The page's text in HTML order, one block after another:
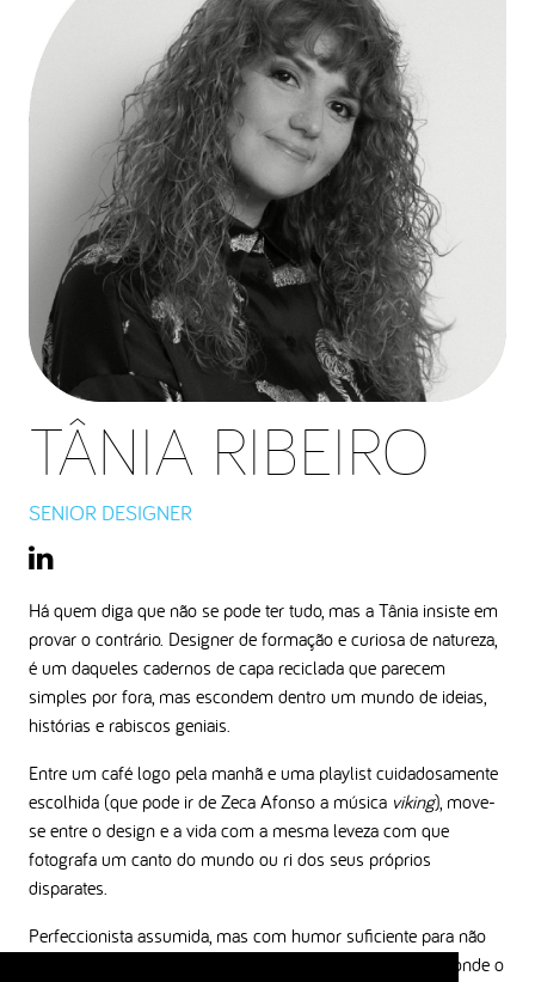
TÂNIA RIBEIRO
SENIOR DESIGNER
Há quem diga que não se pode ter tudo, mas a Tânia insiste em
provar o contrário. Designer de formação e curiosa de natureza,
é um daqueles cadernos de capa reciclada que parecem
simples por fora, mas escondem dentro um mundo de ideias,
histórias e rabiscos geniais.
Entre um café logo pela manhã e uma playlist cuidadosamente
escolhida (que pode ir de Zeca Afonso a música viking), move-
se entre o design e a vida com a mesma leveza com que
fotografa um canto do mundo ou ri dos seus próprios
disparates.
Perfeccionista assumida, mas com humor suficiente para não
enlouquecer com isso, sonha trocar Cascais pelo campo onde o